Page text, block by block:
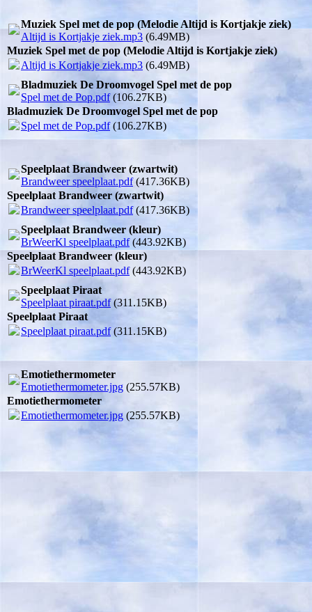
Muziek Spel met de pop (Melodie Altijd is Kortjakje ziek)
Altijd is Kortjakje ziek.mp3 (6.49MB)
Muziek Spel met de pop (Melodie Altijd is Kortjakje ziek)
Altijd is Kortjakje ziek.mp3 (6.49MB)
Bladmuziek De Droomvogel Spel met de pop
Spel met de Pop.pdf(106.27KB)
Bladmuziek De Droomvogel Spel met de pop
Spel met de Pop.pdf(106.27KB)
Speelplaat Brandweer (zwartwit)
Brandweer speelplaat.pdf(417.36KB)
Speelplaat Brandweer (zwartwit)
Brandweer speelplaat.pdf(417.36KB)
Speelplaat Brandweer (kleur)
BrWeerKl speelplaat.pdf(443.92KB)
Speelplaat Brandweer (kleur)
BrWeerKl speelplaat.pdf(443.92KB)
Speelplaat Piraat
Speelplaat piraat.pdf(311.15KB)
Speelplaat Piraat
Speelplaat piraat.pdf(311.15KB)
Emotiethermometer
Emotiethermometer.jpg (255.57KB)
Emotiethermometer
Emotiethermometer.jpg (255.57KB)